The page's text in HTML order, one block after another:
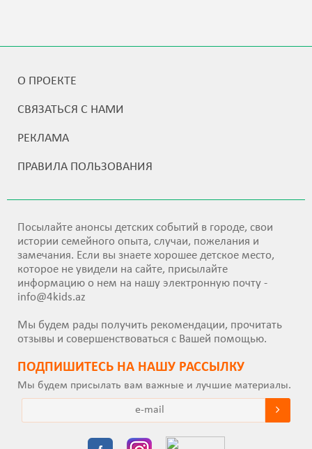
О ПРОЕКТЕ
СВЯЗАТЬСЯ С НАМИ
РЕКЛАМА
ПРАВИЛА ПОЛЬЗОВАНИЯ
Посылайте анонсы детских событий в городе, свои
истории семейного опыта, случаи, пожелания и
замечания. Если вы знаете хорошее детское место,
которое не увидели на сайте, присылайте
информацию о нем на нашу электронную почту -
info@4kids.az
Мы будем рады получить рекомендации, прочитать
отзывы и совершенствоваться с Вашей помощью.
ПОДПИШИТEСЬ НА НАШУ РАССЫЛКУ
Мы будем присылать вам важные и лучшие материалы.